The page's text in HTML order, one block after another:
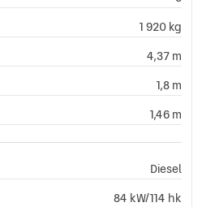
1 920 kg
4,37 m
1,8 m
1,46 m
Diesel
84 kW/114 hk